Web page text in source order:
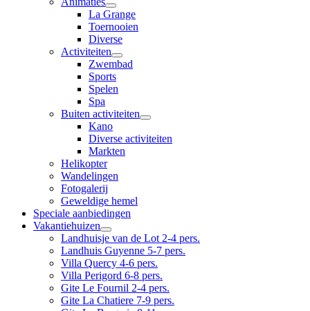
La Grange
Toernooien
Diverse
Activiteiten
Zwembad
Sports
Spelen
Spa
Buiten activiteiten
Kano
Diverse activiteiten
Markten
Helikopter
Wandelingen
Fotogalerij
Geweldige hemel
Speciale aanbiedingen
Vakantiehuizen
Landhuisje van de Lot 2-4 pers.
Landhuis Guyenne 5-7 pers.
Villa Quercy 4-6 pers.
Villa Perigord 6-8 pers.
Gite Le Fournil 2-4 pers.
Gite La Chatiere 7-9 pers.